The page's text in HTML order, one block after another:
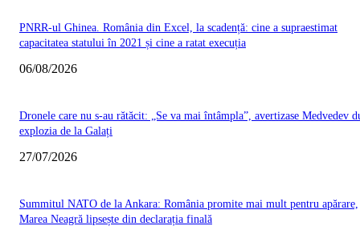
PNRR-ul Ghinea. România din Excel, la scadență: cine a supraestimat
capacitatea statului în 2021 și cine a ratat execuția
06/08/2026
Dronele care nu s-au rătăcit: „Se va mai întâmpla”, avertizase Medvedev
explozia de la Galați
27/07/2026
Summitul NATO de la Ankara: România promite mai mult pentru apărare,
Marea Neagră lipsește din declarația finală